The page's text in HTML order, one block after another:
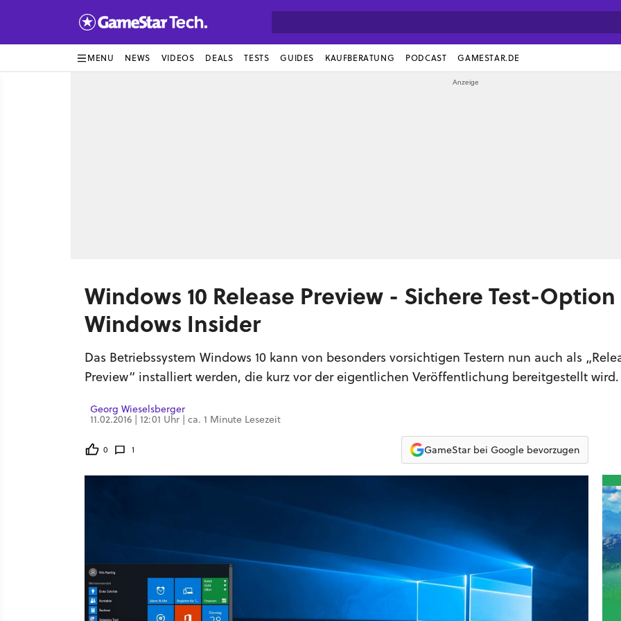
MENU NEWS VIDEOS DEALS TESTS GUIDES KAUFBERATUNG PODCAST GAMESTAR.DE
Windows 10 Release Preview - Sichere Test-
Windows Insider
Das Betriebssystem Windows 10 kann von besonders vorsichtigen Testern nun auch als
Preview“ installiert werden, die kurz vor der eigentlichen Veröffentlichung bereitgestellt wird.
Georg Wieselsberger
11.02.2016 | 12:01 Uhr | ca. 1 Minute Lesezeit
0 1 GameStar bei Google bevorzugen